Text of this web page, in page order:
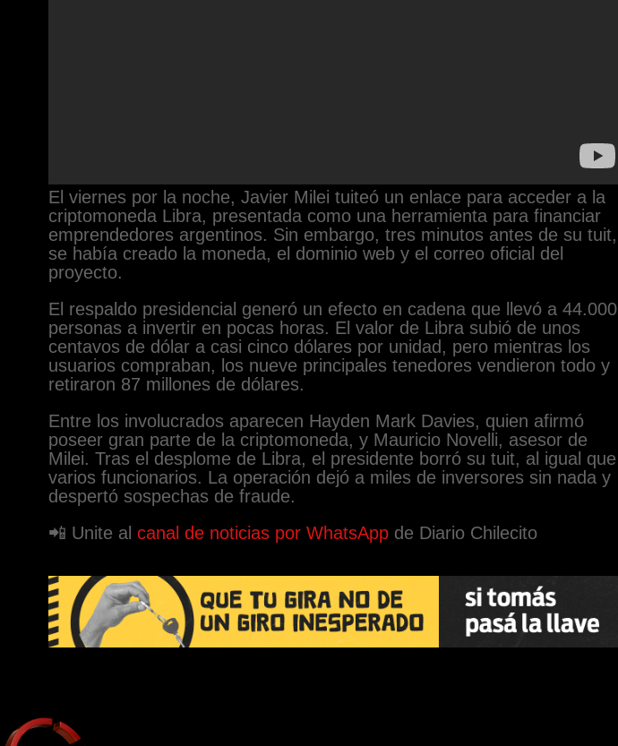
El viernes por la noche, Javier Milei tuiteó un enlace para acceder a la
criptomoneda Libra, presentada como una herramienta para financiar
emprendedores argentinos. Sin embargo, tres minutos antes de su tuit,
se había creado la moneda, el dominio web y el correo oficial del
proyecto.
El respaldo presidencial generó un efecto en cadena que llevó a 44.000
personas a invertir en pocas horas. El valor de Libra subió de unos
centavos de dólar a casi cinco dólares por unidad, pero mientras los
usuarios compraban, los nueve principales tenedores vendieron todo y
retiraron 87 millones de dólares.
Entre los involucrados aparecen Hayden Mark Davies, quien afirmó
poseer gran parte de la criptomoneda, y Mauricio Novelli, asesor de
Milei. Tras el desplome de Libra, el presidente borró su tuit, al igual que
varios funcionarios. La operación dejó a miles de inversores sin nada y
despertó sospechas de fraude.
📲 Unite al canal de noticias por WhatsAppde Diario Chilecito